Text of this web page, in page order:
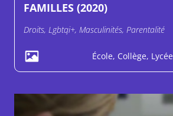
FAMILLES (2020)
Droits, Lgbtqi+, Masculinités, Parentalité
École, Collège, Lycée